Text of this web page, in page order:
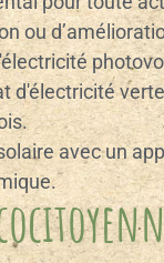
ou
d'électricité
avec un